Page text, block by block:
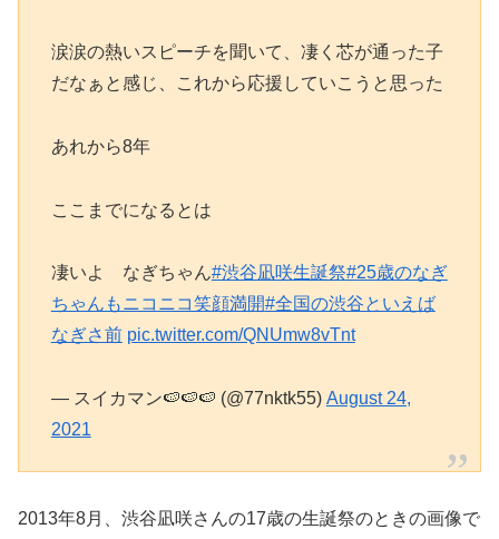
涙涙の熱いスピーチを聞いて、凄く芯が通った子
だなぁと感じ、これから応援していこうと思った
あれから8年
ここまでになるとは
凄いよ なぎちゃん#渋谷凪咲生誕祭#25歳のなぎ
ちゃんもニコニコ笑顔満開#全国の渋谷といえば
なぎさ前 pic.twitter.com/QNUmw8vTnt
— スイカマン🍉🍉🍉 (@77nktk55) August 24,
2021
2013年8月、渋谷凪咲さんの17歳の生誕祭のときの画像で